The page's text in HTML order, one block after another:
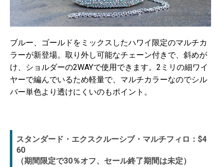
ブルー、ゴールドをミックスしたハワイ限定のマルチカ
ラーが新登場。取り外し可能なチェーン付きで、斜めが
け、ショルダーの2WAYで使用できます。2ミリの細ワイ
ヤーで編んでいるため軽量で、マルチカラーなのでシル
バー単色より透けにくいのもポイント。
スタンダード・エクスクルーシブ・マルチフィロ：$4
60
（期間限定で30％オフ、セール終了期間は未定）